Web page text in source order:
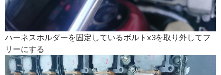
ハーネスホルダーを固定しているボルトx3を取り外してフ
リーにする